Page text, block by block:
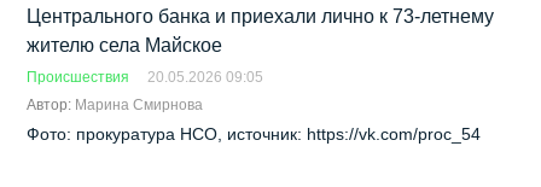
Центрального банка и приехали лично к 73‑летнему
жителю села Майское
Происшествия
20.05.2026 09:05
Автор: Марина Смирнова
Фото: прокуратура НСО, источник: https://vk.com/proc_54